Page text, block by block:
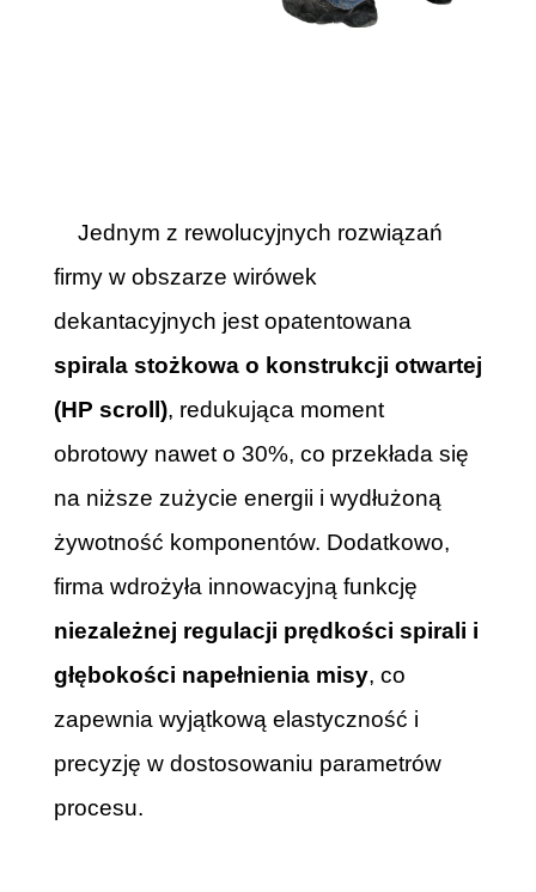
Jednym z rewolucyjnych rozwiązań
firmy w obszarze wirówek
dekantacyjnych jest opatentowana
spirala stożkowa o konstrukcji otwartej
(HP scroll), redukująca moment
obrotowy nawet o 30%, co przekłada się
na niższe zużycie energii i wydłużoną
żywotność komponentów. Dodatkowo,
firma wdrożyła innowacyjną funkcję
niezależnej regulacji prędkości spirali i
głębokości napełnienia misy, co
zapewnia wyjątkową elastyczność i
precyzję w dostosowaniu parametrów
procesu.